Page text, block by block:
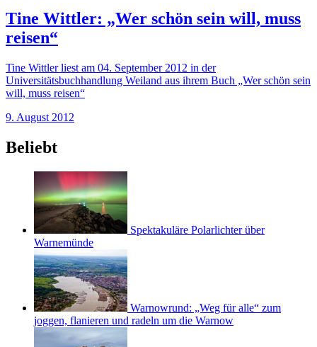
Tine Wittler: „Wer schön sein will, muss
reisen“
Tine Wittler liest am 04. September 2012 in der
Universitätsbuchhandlung Weiland aus ihrem Buch „Wer schön sein
will, muss reisen“
9. August 2012
Beliebt
Spektakuläre Polarlichter über
Warnemünde
Warnowrund: „Weg für alle“ zum
joggen, flanieren und radeln um die Warnow